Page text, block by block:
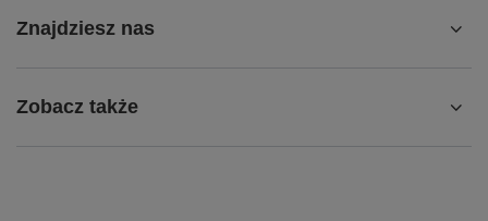
Znajdziesz nas
Zobacz także